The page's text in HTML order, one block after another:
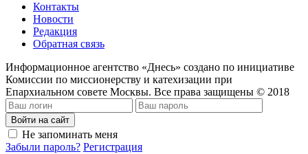
Контакты
Новости
Редакция
Обратная связь
Информационное агентство «Днесь» создано по инициативе
Комиссии по миссионерству и катехизации при
Епархиальном совете Москвы. Все права защищены © 2018
Войти на сайт
Не запоминать меня
Забыли пароль? Регистрация